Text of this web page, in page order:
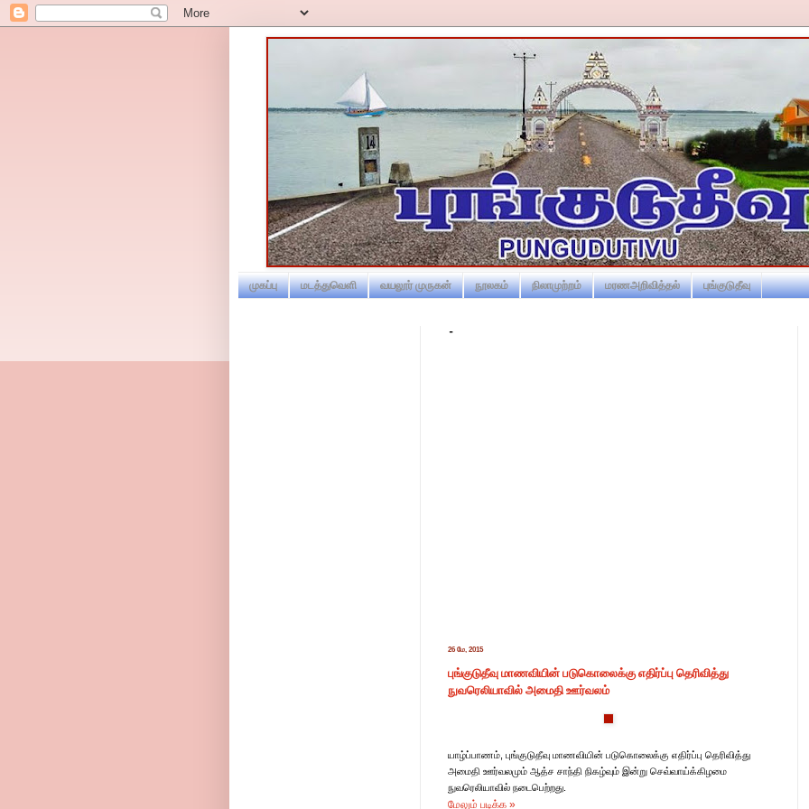
முகப்பு மடத்துவெளி வயலூர் முருகன் நூலகம் நிலாமுற்றம் மரணஅறிவித்தல் புங்குடுதீவு
-
26 மே, 2015
புங்குடுதீவு மாணவியின் படுகொலைக்கு எதிர்ப்பு தெரிவித்து
நுவரெலியாவில் அமைதி ஊர்வலம்
யாழ்ப்பாணம், புங்குடுதீவு மாணவியின் படுகொலைக்கு எதிர்ப்பு தெரிவித்து
அமைதி ஊர்வலமும் ஆத்ச சாந்தி நிகழ்வும் இன்று செவ்வாய்க்கிழமை
நுவரெலியாவில் நடைபெற்றது.
மேலும் படிக்க »